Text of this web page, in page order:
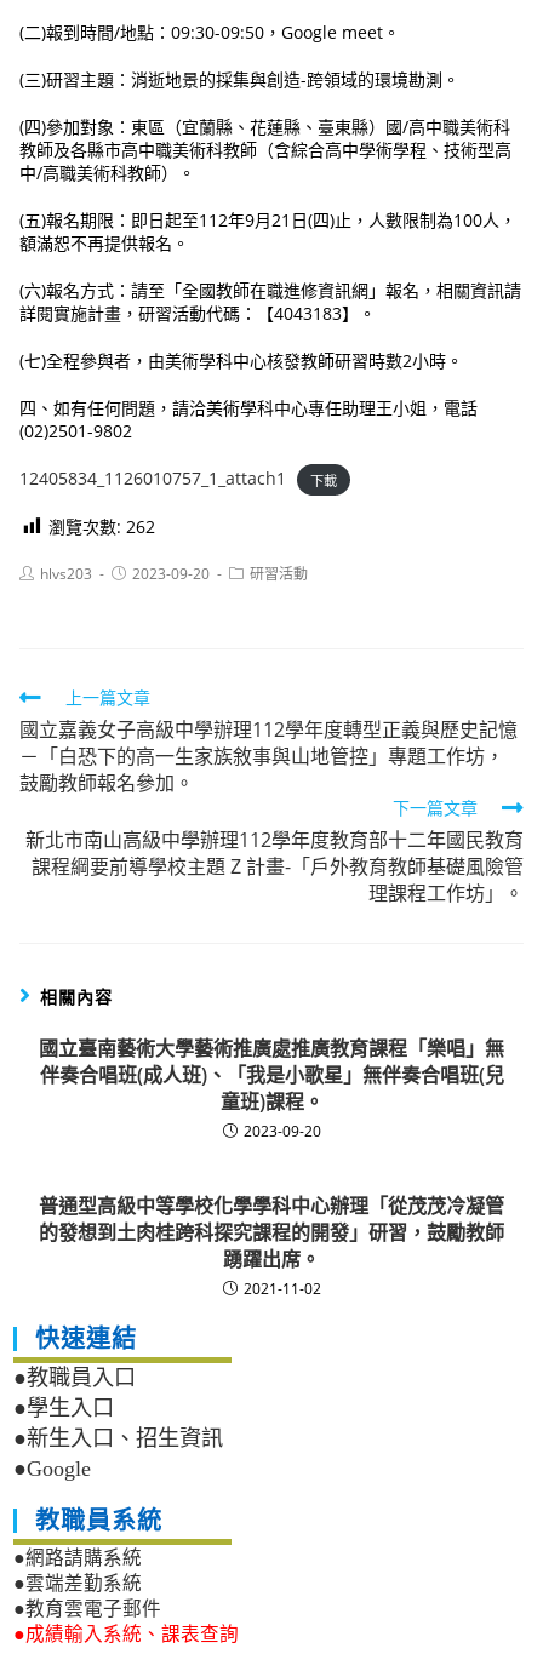
(二)報到時間/地點：09:30-09:50，Google meet。
(三)研習主題：消逝地景的採集與創造-跨領域的環境勘測。
(四)參加對象：東區（宜蘭縣、花蓮縣、臺東縣）國/高中職美術科
教師及各縣市高中職美術科教師（含綜合高中學術學程、技術型高
中/高職美術科教師）。
(五)報名期限：即日起至112年9月21日(四)止，人數限制為100人，
額滿恕不再提供報名。
(六)報名方式：請至「全國教師在職進修資訊網」報名，相關資訊請
詳閱實施計畫，研習活動代碼：【4043183】。
(七)全程參與者，由美術學科中心核發教師研習時數2小時。
四、如有任何問題，請洽美術學科中心專任助理王小姐，電話
(02)2501-9802
12405834_1126010757_1_attach1 下載
瀏覽次數: 262
Posthlvs203
Post2023-09-20
Post研習活動
Read
more
articles
上一篇文章
國立嘉義女子高級中學辦理112學年度轉型正義與歷史記憶
－「白恐下的高一生家族敘事與山地管控」專題工作坊，
鼓勵教師報名參加。
下一篇文章
新北市南山高級中學辦理112學年度教育部十二年國民教育
課程綱要前導學校主題 Z 計畫-「戶外教育教師基礎風險管
理課程工作坊」。
相關內容
國立臺南藝術大學藝術推廣處推廣教育課程「樂唱」無
伴奏合唱班(成人班)、「我是小歌星」無伴奏合唱班(兒
童班)課程。
2023-09-20
普通型高級中等學校化學學科中心辦理「從茂茂冷凝管
的發想到土肉桂跨科探究課程的開發」研習，鼓勵教師
踴躍出席。
2021-11-02
快速連結
●教職員入口
●學生入口
●新生入口、招生資訊
●Google
教職員系統
●網路請購系統
●雲端差勤系統
●教育雲電子郵件
●成績輸入系統、課表查詢